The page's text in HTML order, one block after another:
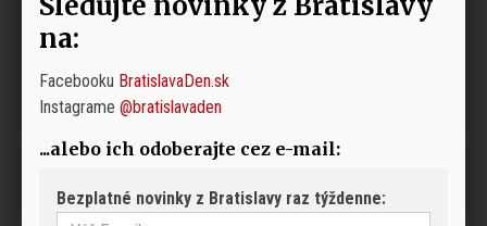
na:
Facebooku BratislavaDen.sk
Instagrame @bratislavaden
...alebo ich odoberajte cez e-mail:
Bezplatné novinky z Bratislavy raz týždenne: